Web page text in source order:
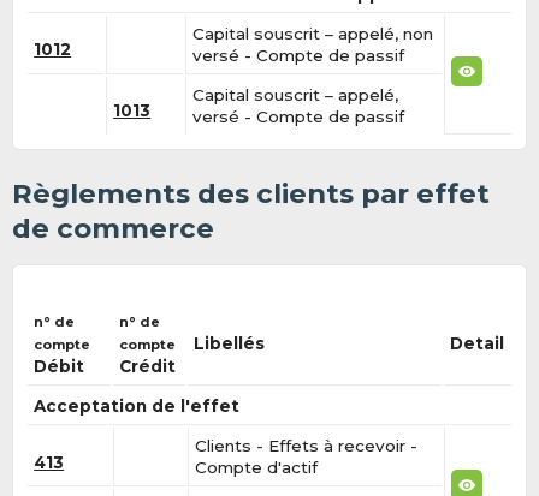
1012
Capital souscrit – appelé, non
versé - Compte de passif
1013
Capital souscrit – appelé,
versé - Compte de passif
Règlements des clients par effet
de commerce
n° de
compte
Débit
n° de
compte
Crédit
Libellés Detail
Acceptation de l'effet
413
Clients - Effets à recevoir -
Compte d'actif